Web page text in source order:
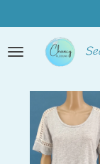
Hauptinhalt
springen